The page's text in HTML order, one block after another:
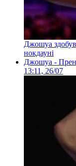
Джошуа
нокдауні
Джошуа -
13:11, 26/07